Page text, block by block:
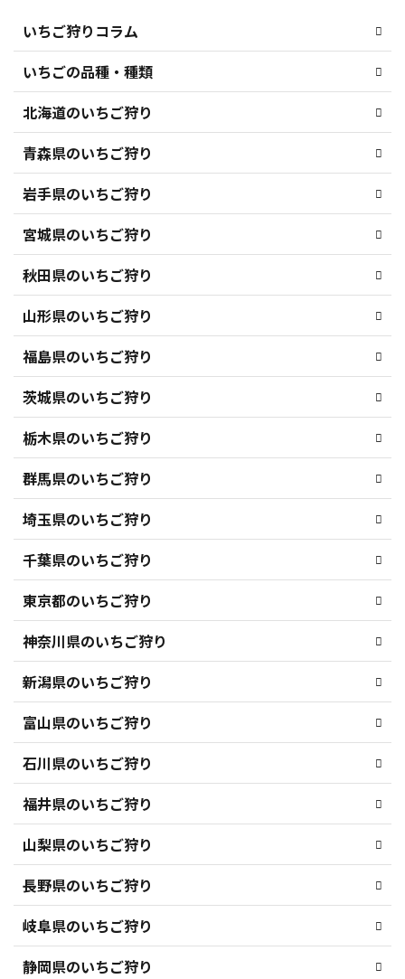
いちご狩りコラム
いちごの品種・種類
北海道のいちご狩り
青森県のいちご狩り
岩手県のいちご狩り
宮城県のいちご狩り
秋田県のいちご狩り
山形県のいちご狩り
福島県のいちご狩り
茨城県のいちご狩り
栃木県のいちご狩り
群馬県のいちご狩り
埼玉県のいちご狩り
千葉県のいちご狩り
東京都のいちご狩り
神奈川県のいちご狩り
新潟県のいちご狩り
富山県のいちご狩り
石川県のいちご狩り
福井県のいちご狩り
山梨県のいちご狩り
長野県のいちご狩り
岐阜県のいちご狩り
静岡県のいちご狩り